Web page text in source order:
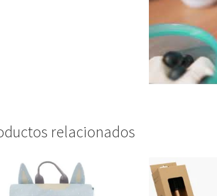
relacionados